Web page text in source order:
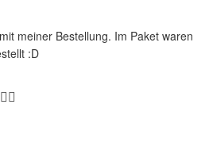
meiner Bestellung. Im Paket waren
:D